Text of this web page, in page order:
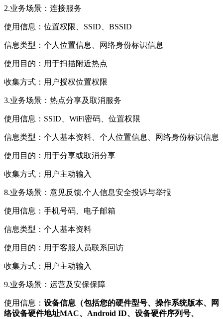
2.业务场景：连接服务
使用信息：位置权限、SSID、BSSID
信息类型：个人位置信息、网络身份标识信息
使用目的：用于扫描附近热点
收集方式：用户授权位置权限
3.业务场景：热点分享及取消服务
使用信息：SSID、WiFi密码、位置权限
信息类型：个人基本资料、个人位置信息、网络身份标识信息
使用目的：用于分享或取消分享
收集方式：用户主动输入
8.业务场景：意见反馈,个人信息安全投诉与举报
使用信息：手机号码、电子邮箱
信息类型：个人基本资料
使用目的：用于客服人员联系回访
收集方式：用户主动输入
9.业务场景：运营及安保保障
使用信息： 设备信息（包括您的硬件型号、操作系统版本、网
络设备硬件地址MAC、Android ID、设备硬件序列号、